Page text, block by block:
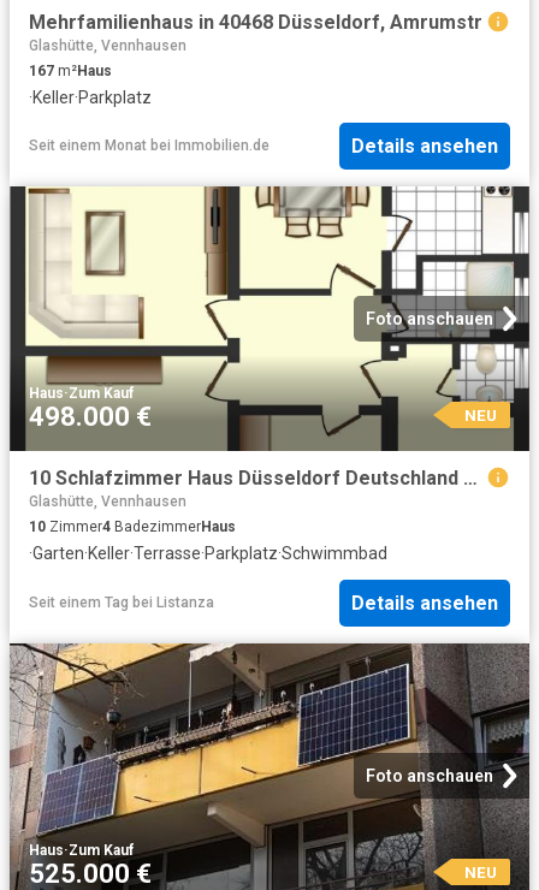
Mehrfamilienhaus in 40468 Düsseldorf, Amrumstr
Glashütte, Vennhausen
167 m²Haus
·Keller·Parkplatz
Seit einem Monat bei Immobilien.de Details ansehen
Foto anschauen
Haus·Zum Kauf
498.000 € NEU
10 Schlafzimmer Haus Düsseldorf Deutschland 104826215
Glashütte, Vennhausen
10 Zimmer4 BadezimmerHaus
·Garten·Keller·Terrasse·Parkplatz·Schwimmbad
Seit einem Tag bei Listanza Details ansehen
Foto anschauen
Haus·Zum Kauf
525.000 € NEU